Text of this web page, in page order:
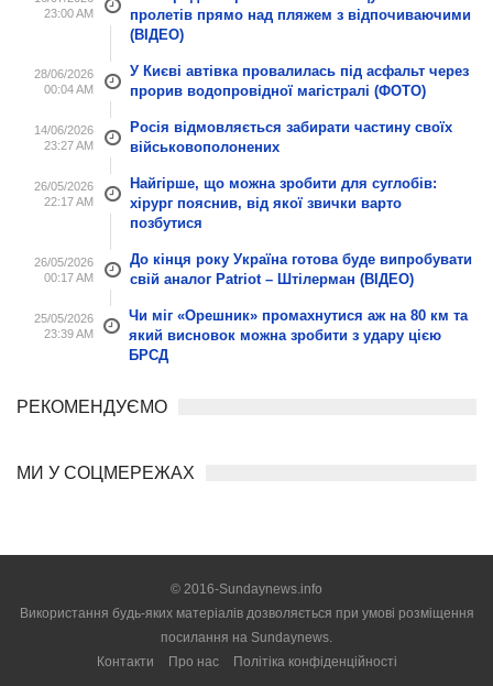
23:00 AM
пролетів прямо над пляжем з відпочиваючими
(ВІДЕО)
28/06/2026
00:04 AM
У Києві автівка провалилась під асфальт через
прорив водопровідної магістралі (ФОТО)
14/06/2026
23:27 AM
Росія відмовляється забирати частину своїх
військовополонених
26/05/2026
22:17 AM
Найгірше, що можна зробити для суглобів:
хірург пояснив, від якої звички варто
позбутися
26/05/2026
00:17 AM
До кінця року Україна готова буде випробувати
свій аналог Patriot – Штілерман (ВІДЕО)
25/05/2026
23:39 AM
Чи міг «Орешник» промахнутися аж на 80 км та
який висновок можна зробити з удару цією
БРСД
РЕКОМЕНДУЄМО
МИ У СОЦМЕРЕЖАХ
© 2016-Sundaynews.info
Використання будь-яких матеріалів дозволяється при умові розміщення
посилання на Sundaynews.
Контакти
Про нас Політіка конфіденційності